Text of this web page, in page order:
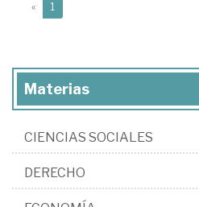
« 1
Materias
CIENCIAS SOCIALES
DERECHO